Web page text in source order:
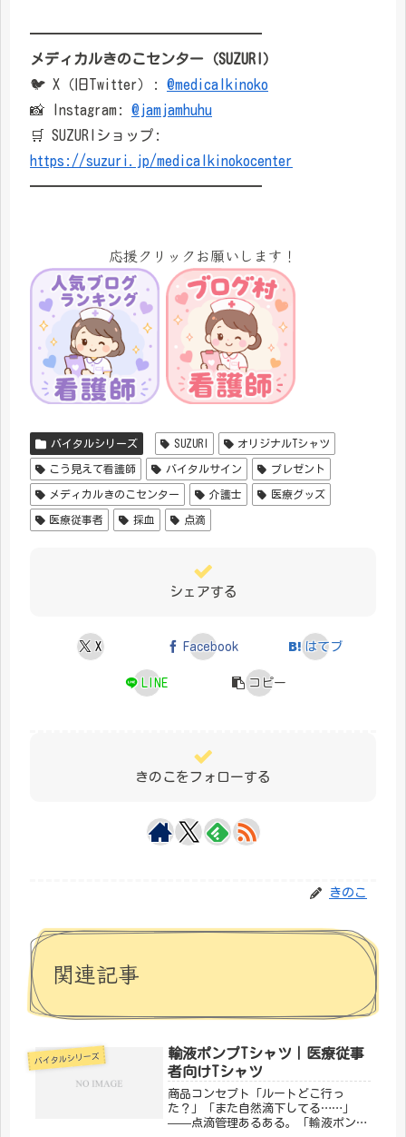
━━━━━━━━━━━━━━━━
メディカルきのこセンター（SUZURI）
🐦 X（旧Twitter）: @medicalkinoko
📸 Instagram: @jamjamhuhu
🛒 SUZURIショップ:
https://suzuri.jp/medicalkinokocenter
━━━━━━━━━━━━━━━━
応援クリックお願いします！
バイタルシリーズ SUZURI オリジナルTシャツ
こう見えて看護師 バイタルサイン プレゼント
メディカルきのこセンター 介護士 医療グッズ
医療従事者 採血 点滴
シェアする
X Facebook はてブ
LINE コピー
きのこをフォローする
きのこ
関連記事
バイタルシリーズ
輸液ポンプTシャツ｜医療従事
者向けTシャツ
商品コンセプト「ルートどこ行っ
た？」「また自然滴下してる……」
——点滴管理あるある。「輸液ポン